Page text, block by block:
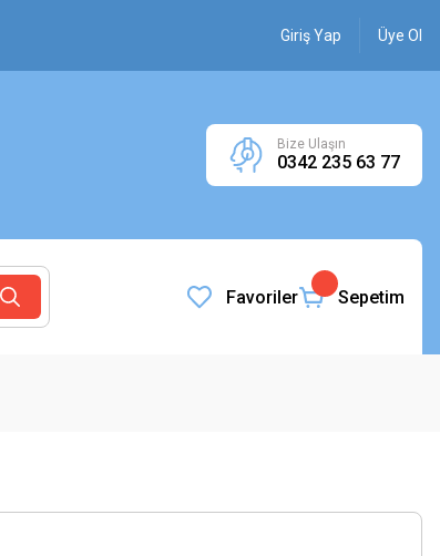
Giriş Yap Üye Ol
Bize Ulaşın
0342 235 63 77
Favoriler Sepetim